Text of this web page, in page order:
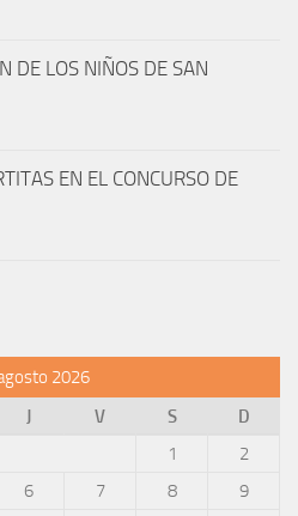
DE LOS NIÑOS DE SAN
EN EL CONCURSO DE
2026
J V S
D
1
2
6 7 8
9